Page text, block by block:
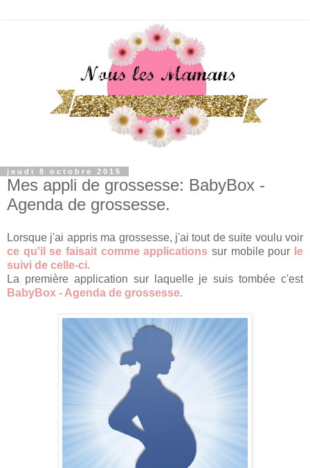
jeudi 8 octobre 2015
Mes appli de grossesse: BabyBox -
Agenda de grossesse.
Lorsque j'ai appris ma grossesse, j'ai tout de suite voulu voir
ce qu'il se faisait comme applications sur mobile pour le
suivi de celle-ci.
La première application sur laquelle je suis tombée c'est
BabyBox - Agenda de grossesse.